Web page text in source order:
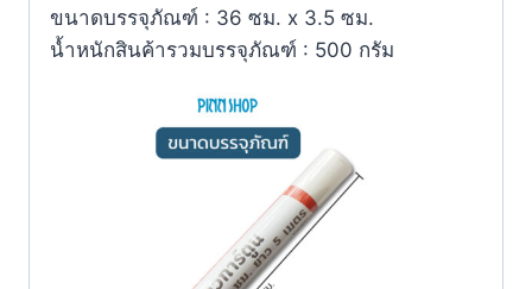
ขนาดบรรจุภัณฑ์ : 36 ซม. x 3.5 ซม.
น้ำหนักสินค้ารวมบรรจุภัณฑ์ : 500 กรัม